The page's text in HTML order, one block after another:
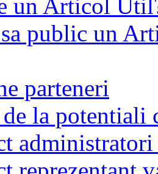
un Articol
public un
parteneri
la potentiali